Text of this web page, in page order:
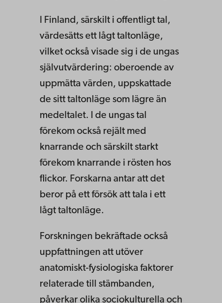
I Finland, särskilt i offentligt tal,
värdesätts ett lågt taltonläge,
vilket också visade sig i de ungas
självutvärdering: oberoende av
uppmätta värden, uppskattade
de sitt taltonläge som lägre än
medeltalet. I de ungas tal
förekom också rejält med
knarrande och särskilt starkt
förekom knarrande i rösten hos
flickor. Forskarna antar att det
beror på ett försök att tala i ett
lågt taltonläge.
Forskningen bekräftade också
uppfattningen att utöver
anatomiskt-fysiologiska faktorer
relaterade till stämbanden,
påverkar olika sociokulturella och